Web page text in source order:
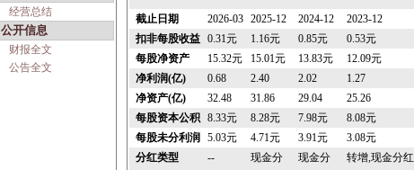
经营总结
公开信息
财报全文
公告全文
截止日期 2026-03 2025-12 2024-12 2023-12
扣非每股收益 0.31元 1.16元 0.85元 0.53元
每股净资产
15.32元 15.01元 13.83元 12.09元
净利润(亿)
0.68 2.40 2.02 1.27
净资产(亿)
32.48 31.86 29.04 25.26
每股资本公积 8.33元 8.28元 7.98元 8.08元
每股未分利润
5.03元 4.71元 3.91元 3.08元
分红类型
--
现金分
现金分
转增,现金分红